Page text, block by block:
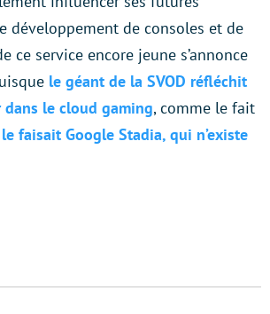
développement de consoles et de
ce service encore jeune s’annonce
le géant de la SVOD réfléchit
dans le cloud gaming, comme le fait
faisait Google Stadia, qui n’existe